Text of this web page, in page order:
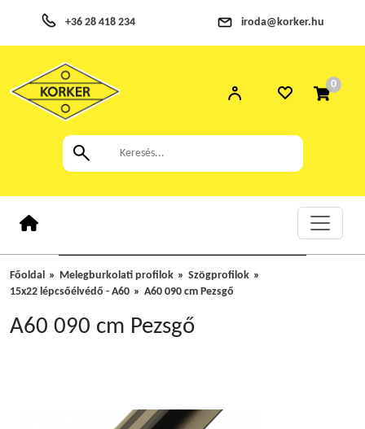
+36 28 418 234 iroda@korker.hu
0
Főoldal Melegburkolati profilok
Szögprofilok
15x22 lépcsőélvédő - A60
A60 090 cm Pezsgő
A60 090 cm Pezsgő